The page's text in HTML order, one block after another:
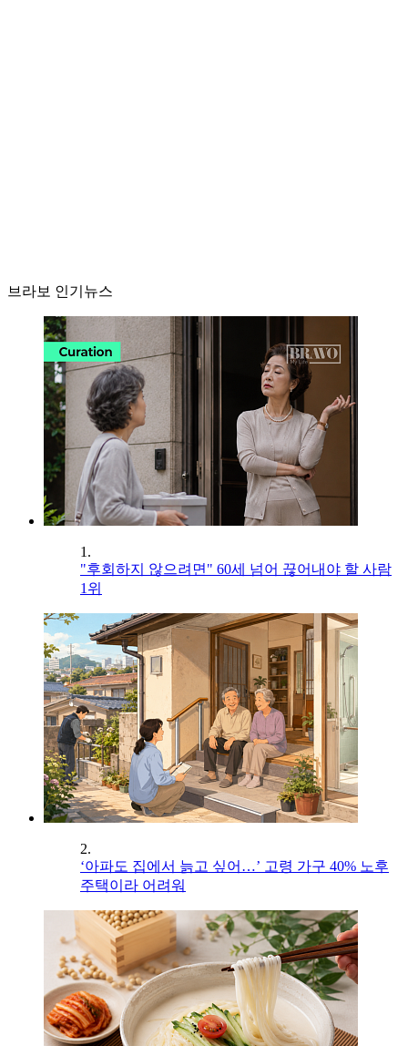
브라보 인기뉴스
1.
"후회하지 않으려면" 60세 넘어 끊어내야 할 사람
1위
2.
‘아파도 집에서 늙고 싶어…’ 고령 가구 40% 노후
주택이라 어려워